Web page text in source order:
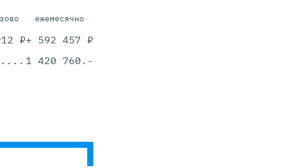
ежемесячно
₽+ 592 457 ₽
1 420 760.-